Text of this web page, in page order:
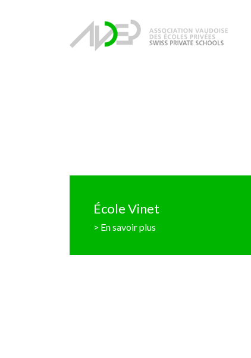
École Vinet
> En savoir plus